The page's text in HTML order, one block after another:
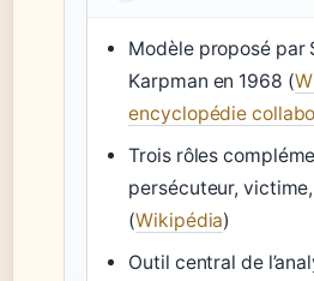
Modèle proposé par
Karpman en 1968 (
encyclopédie
Trois rôles
persécuteur,
(Wikipédia)
Outil central de